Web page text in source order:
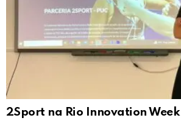
2Sport na Rio Innovation Week